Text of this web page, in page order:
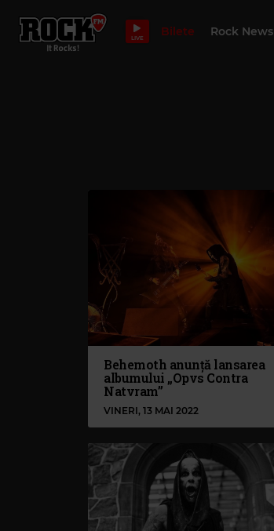
LIVE Bilete Rock News
Behemoth anunță lansarea
albumului „Opvs Contra
Natvram”
VINERI, 13 MAI 2022